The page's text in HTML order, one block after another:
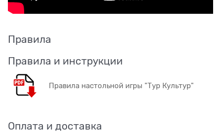
Правила
Правила и инструкции
Правила настольной игры "Тур Культур"
Оплата и доставка